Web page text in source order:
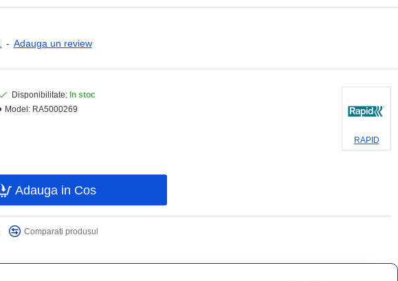
- Adauga un review
Disponibilitate: In stoc
Model: RA5000269
RAPID
Adauga in Cos
Comparati produsul